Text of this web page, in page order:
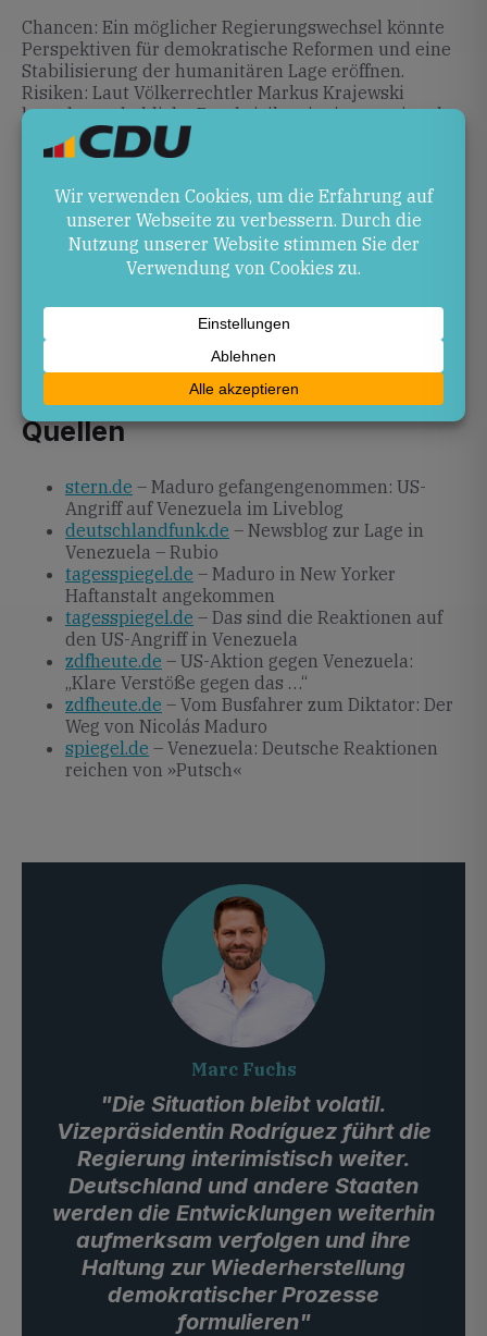
Chancen: Ein möglicher Regierungswechsel könnte
Perspektiven für demokratische Reformen und eine
Stabilisierung der humanitären Lage eröffnen.
Risiken: Laut Völkerrechtler Markus Krajewski
bestehen erhebliche Bruchrisiken im internationalen
Recht, die zu weiterer Destabilisierung in der Region
führen können.
Ausblick
Die Situation bleibt volatil. Vizepräsidentin
Deutschland und andere Staaten werden die
Entwicklungen weiterhin aufmerksam verfolgen und
ihre Haltung zur Wiederherstellung demokratischer
Prozesse formulieren.
Quellen
stern.de – Maduro gefangengenommen: US-
Angriff auf Venezuela im Liveblog
deutschlandfunk.de – Newsblog zur Lage in
Venezuela – Rubio
tagesspiegel.de – Maduro in New Yorker
Haftanstalt angekommen
tagesspiegel.de – Das sind die Reaktionen auf
den US-Angriff in Venezuela
zdfheute.de – US-Aktion gegen Venezuela:
„Klare Verstöße gegen das …“
zdfheute.de – Vom Busfahrer zum Diktator: Der
Weg von Nicolás Maduro
spiegel.de – Venezuela: Deutsche Reaktionen
reichen von »Putsch«
Marc Fuchs
"Die Situation bleibt volatil.
Vizepräsidentin Rodríguez führt die
Regierung interimistisch weiter.
Deutschland und andere Staaten
werden die Entwicklungen weiterhin
aufmerksam verfolgen und ihre
Haltung zur Wiederherstellung
demokratischer Prozesse
formulieren"